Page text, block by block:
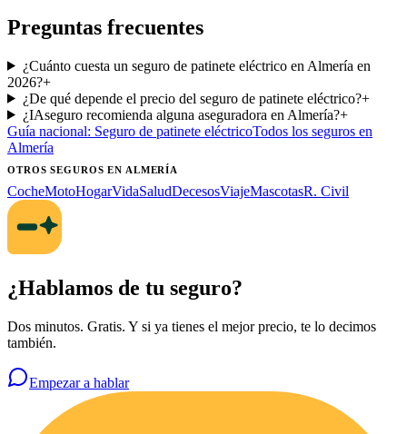
Preguntas frecuentes
¿Cuánto cuesta un seguro de patinete eléctrico en Almería en
2026?+
¿De qué depende el precio del seguro de patinete eléctrico?+
¿IAseguro recomienda alguna aseguradora en Almería?+
Guía nacional: Seguro de patinete eléctricoTodos los seguros en
Almería
OTROS SEGUROSEN ALMERÍA
CocheMotoHogarVidaSaludDecesosViajeMascotasR. Civil
¿Hablamos de tu seguro?
Dos minutos. Gratis. Y si ya tienes el mejor precio, te lo decimos
también.
Empezar a hablar